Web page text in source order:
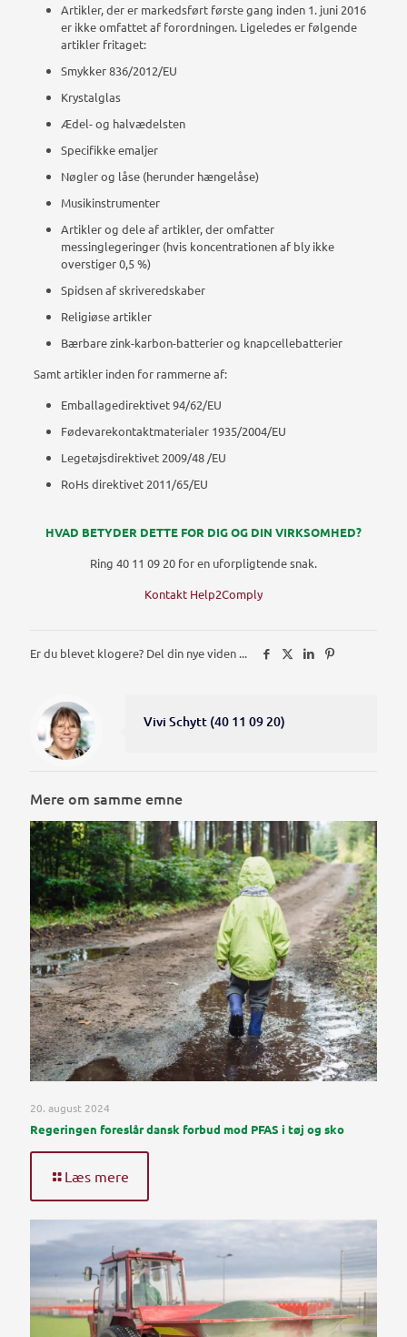
Artikler, der er markedsført første gang inden 1. juni 2016
er ikke omfattet af forordningen. Ligeledes er følgende
artikler fritaget:
Smykker 836/2012/EU
Krystalglas
Ædel- og halvædelsten
Specifikke emaljer
Nøgler og låse (herunder hængelåse)
Musikinstrumenter
Artikler og dele af artikler, der omfatter
messinglegeringer (hvis koncentrationen af bly ikke
overstiger 0,5 %)
Spidsen af skriveredskaber
Religiøse artikler
Bærbare zink-karbon-batterier og knapcellebatterier
Samt artikler inden for rammerne af:
Emballagedirektivet 94/62/EU
Fødevarekontaktmaterialer 1935/2004/EU
Legetøjsdirektivet 2009/48 /EU
RoHs direktivet 2011/65/EU
HVAD BETYDER DETTE FOR DIG OG DIN VIRKSOMHED?
Ring 40 11 09 20 for en uforpligtende snak.
Kontakt Help2Comply
Er du blevet klogere? Del din nye viden ...
Vivi Schytt (40 11 09 20)
Mere om samme emne
20. august 2024
Regeringen foreslår dansk forbud mod PFAS i tøj og sko
Læs mere